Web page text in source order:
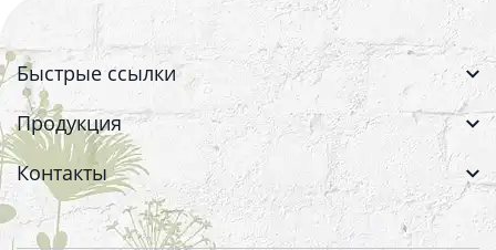
Быстрые ссылки
Продукция
Контакты